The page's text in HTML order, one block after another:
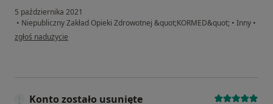
5 października 2021
• Niepubliczny Zakład Opieki Zdrowotnej &quot;KORMED&quot; • Inny •
w opinii użytkownika Aleksandra
zgłoś nadużycie
Konto zostało usunięte